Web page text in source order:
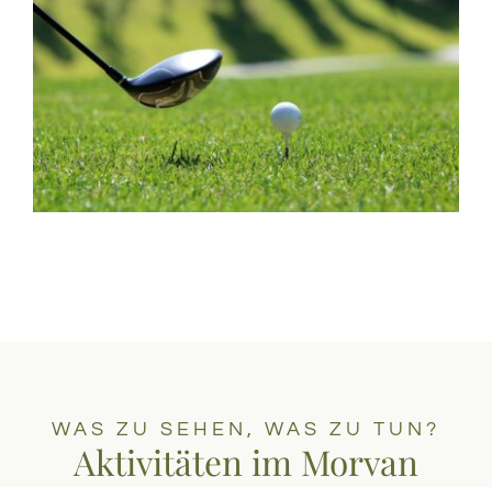
WAS ZU SEHEN, WAS ZU TUN?
Aktivitäten im Morvan